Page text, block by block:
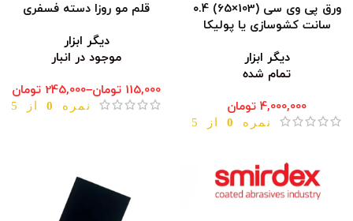
ورق پی وی سی (103×65) ۰.4
سانت کشوسازی یا پولیکا
دیگر ابزار
تمام شده
4,000,000 تومان
نمره 0 از 5
قلم مو روزا دسته فسفری
دیگر ابزار
موجود در انبار
115,000 تومان–
245,000 تومان
نمره 0 از 5